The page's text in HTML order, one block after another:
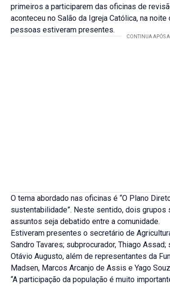
primeiros a participarem das oficinas de
aconteceu no Salão da Igreja Católica, na
pessoas estiveram presentes.
O tema abordado nas oficinas é “O Plano
sustentabilidade”. Neste sentido, dois
assuntos seja debatido entre a comunidade.
Estiveram presentes o secretário de
Sandro Tavares; subprocurador, Thiago
Otávio Augusto, além de representantes da
Madsen, Marcos Arcanjo de Assis e Yago
“A participação da população é muito